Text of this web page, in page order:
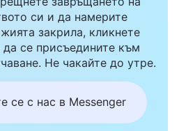
си и да намерите
закрила, кликнете
да се присъедините към
Не чакайте до утре.
се с нас в Messenger